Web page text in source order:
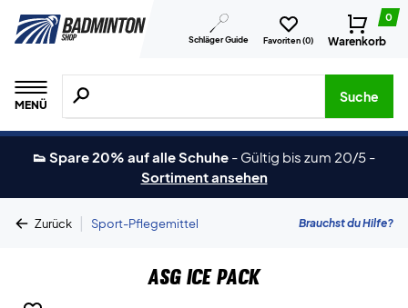
Schläger Guide Favoriten (0)
0
Warenkorb
MENÜ
Suche nach Produkten, Marken usw.
Suche
👟 Spare 20% auf alle Schuhe - Gültig bis zum 20/5 -
Sortiment ansehen
Zurück | Sport-Pflegemittel Brauchst du Hilfe?
ASG Ice Pack